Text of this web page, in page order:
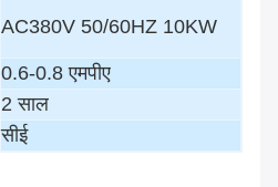
AC380V 50/60HZ 10KW
0.6-0.8 एमपीए
2 साल
सीई